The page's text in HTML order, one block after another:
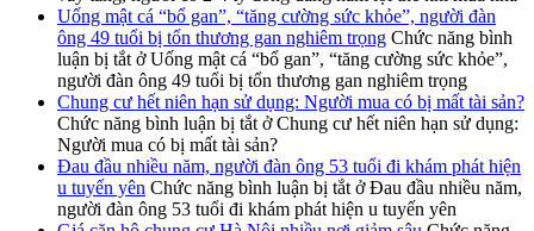
Uống mật cá “bổ gan”, “tăng cường sức khỏe”, người đàn
ông 49 tuổi bị tổn thương gan nghiêm trọng Chức năng bình
luận bị tắt ở Uống mật cá “bổ gan”, “tăng cường sức khỏe”,
người đàn ông 49 tuổi bị tổn thương gan nghiêm trọng
Chung cư hết niên hạn sử dụng: Người mua có bị mất tài sản?
Chức năng bình luận bị tắt ở Chung cư hết niên hạn sử dụng:
Người mua có bị mất tài sản?
Đau đầu nhiều năm, người đàn ông 53 tuổi đi khám phát hiện
u tuyến yên Chức năng bình luận bị tắt ở Đau đầu nhiều năm,
người đàn ông 53 tuổi đi khám phát hiện u tuyến yên